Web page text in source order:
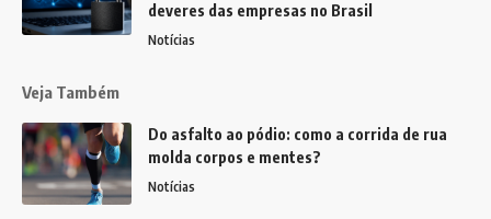
deveres das empresas no Brasil
Notícias
Veja Também
Do asfalto ao pódio: como a corrida de rua
molda corpos e mentes?
Notícias